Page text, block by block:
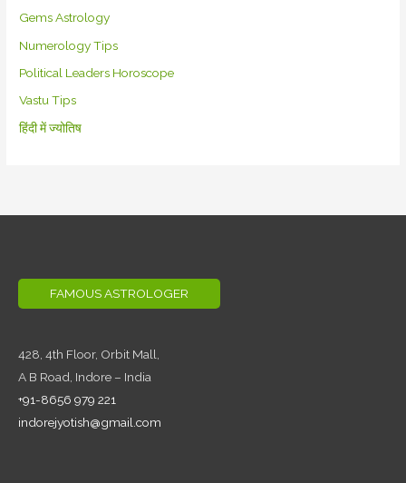
Gems Astrology
Numerology Tips
Political Leaders Horoscope
Vastu Tips
हिंदी में ज्योतिष
FAMOUS ASTROLOGER
428, 4th Floor, Orbit Mall,
A B Road, Indore – India
+91-8656 979 221
indorejyotish@gmail.com